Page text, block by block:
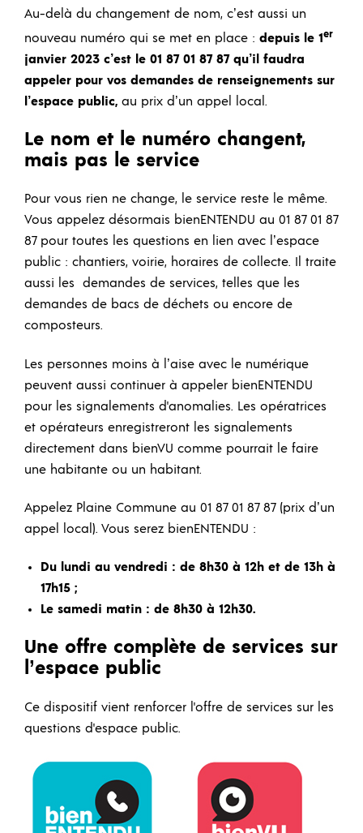
Au-delà du changement de nom, c’est aussi un
nouveau numéro qui se met en place : depuis le 1er
janvier 2023 c’est le 01 87 01 87 87 qu’il faudra
appeler pour vos demandes de renseignements sur
l’espace public, au prix d’un appel local.
Le nom et le numéro changent,
mais pas le service
Pour vous rien ne change, le service reste le même.
Vous appelez désormais bienENTENDU au 01 87 01 87
87 pour toutes les questions en lien avec l’espace
public : chantiers, voirie, horaires de collecte. Il traite
aussi les demandes de services, telles que les
demandes de bacs de déchets ou encore de
composteurs.
Les personnes moins à l’aise avec le numérique
peuvent aussi continuer à appeler bienENTENDU
pour les signalements d'anomalies. Les opératrices
et opérateurs enregistreront les signalements
directement dans bienVU comme pourrait le faire
une habitante ou un habitant.
Appelez Plaine Commune au 01 87 01 87 87 (prix d’un
appel local). Vous serez bienENTENDU :
Du lundi au vendredi : de 8h30 à 12h et de 13h à
17h15 ;
Le samedi matin : de 8h30 à 12h30.
Une offre complète de services sur
l’espace public
Ce dispositif vient renforcer l'offre de services sur les
questions d'espace public.